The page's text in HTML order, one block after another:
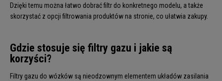
Dzięki temu można łatwo dobrać filtr do konkretnego modelu, a także
skorzystać z opcji filtrowania produktów na stronie, co ułatwia zakupy.
Gdzie stosuje się filtry gazu i jakie są
korzyści?
Filtry gazu do wózków są nieodzownym elementem układów zasilania